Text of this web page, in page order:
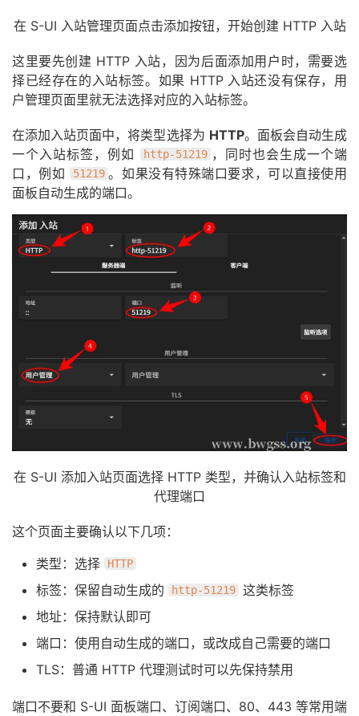
在 S-UI 入站管理页面点击添加按钮，开始创建 HTTP 入站
这里要先创建 HTTP 入站，因为后面添加用户时，需要选
择已经存在的入站标签。如果 HTTP 入站还没有保存，用
户管理页面里就无法选择对应的入站标签。
在添加入站页面中，将类型选择为 HTTP。面板会自动生成
一个入站标签，例如
http-51219 ，同时也会生成一个端
口，例如
51219 。如果没有特殊端口要求，可以直接使用
面板自动生成的端口。
在 S-UI 添加入站页面选择 HTTP 类型，并确认入站标签和
代理端口
这个页面主要确认以下几项：
类型：选择
HTTP
标签：保留自动生成的 http-51219 这类标签
地址：保持默认即可
端口：使用自动生成的端口，或改成自己需要的端口
TLS：普通 HTTP 代理测试时可以先保持禁用
端口不要和 S-UI 面板端口、订阅端口、80、443 等常用端